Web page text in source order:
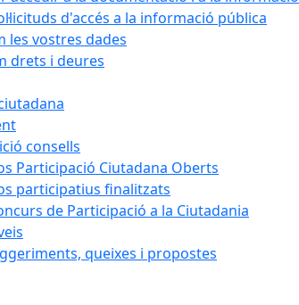
d'accés a la informació pública
les vostres dades
drets i deures
consells
Participació Ciutadana Oberts
participatius finalitzats
de Participació a la Ciutadania
queixes i propostes